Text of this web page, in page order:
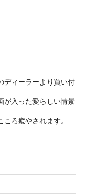
ディーラーより買い付
が入った愛らしい情景
ろ癒やされます。